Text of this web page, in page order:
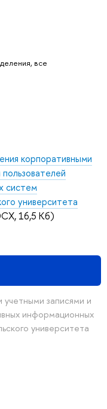
все
корпоративными
систем
университета
16,5 Кб)
записями и
информационных
университета